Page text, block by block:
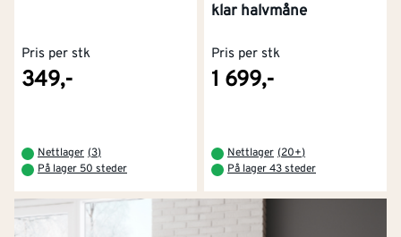
Pris per stk
349,-
Nettlager (3)
På lager 50 steder
klar halvmåne
Pris per stk
1 699,-
Nettlager (20+)
På lager 43 steder